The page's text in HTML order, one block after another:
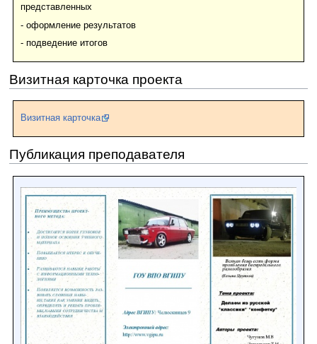
представленных
- оформление результатов
- подведение итогов
Визитная карточка проекта
Визитная карточка
Публикация преподавателя